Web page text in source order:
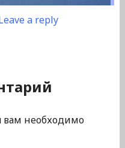
a reply
вам необходимо